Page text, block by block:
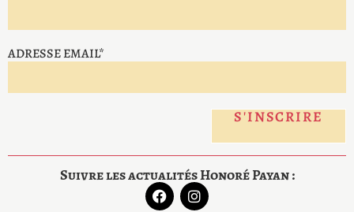
ADRESSE EMAIL*
Suivre les actualités Honoré Payan :